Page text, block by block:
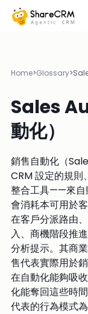
Home>Glossary>
Sales
動化）
銷售自動化（
CRM 設定的規則
整合工具——來自
會消耗本可用於
在客戶分派路由
入、商機階段推
分析提示。其商
售代表實際用於
在自動化能夠吸
化能奪回這些時
代表的行為模式